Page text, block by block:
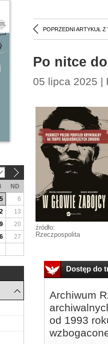
POPRZEDNI ARTYKUŁ Z
Po nitce
05 lipca 2025 |
źródło:
Rzeczpospolita
Dostęp do
Archiwum
od 1993
ND
5
6
13
20
27